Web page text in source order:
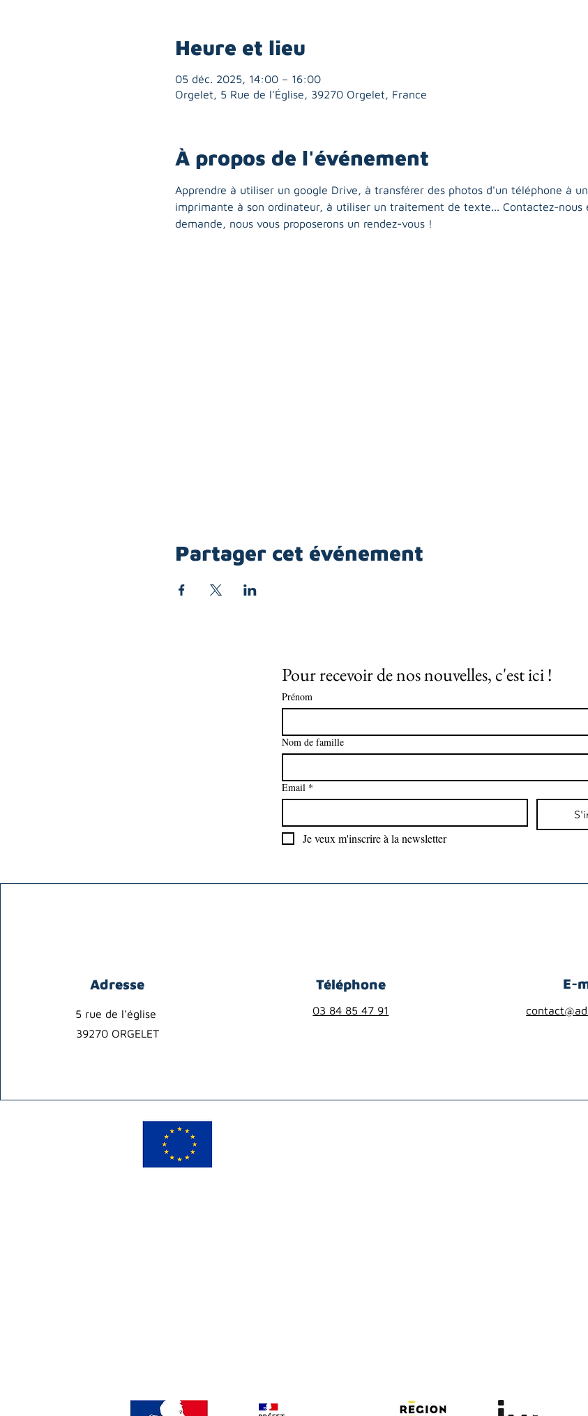
Heure et lieu
05 déc. 2025, 14:00 – 16:00
Orgelet, 5 Rue de l'Église, 39270 Orgelet, France
À propos de l'événement
Apprendre à utiliser un google Drive, à transférer des photos d'un téléphone à
imprimante à son ordinateur, à utiliser un traitement de texte... Contactez-nous
demande, nous vous proposerons un rendez-vous !
Partager cet événement
Pour recevoir de nos nouvelles, c'est ici !
Prénom
Nom de famille
Email *
Je veux m'inscrire à la newsletter
Adresse
5 rue de l'église
39270 ORGELET
Téléphone
03 84 85 47 91
E-